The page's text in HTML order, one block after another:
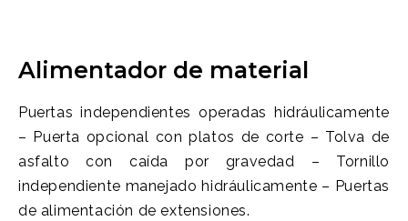
Alimentador de material
Puertas independientes operadas hidráulicamente
– Puerta opcional con platos de corte – Tolva de
asfalto con caída por gravedad – Tornillo
independiente manejado hidráulicamente – Puertas
de alimentación de extensiones.